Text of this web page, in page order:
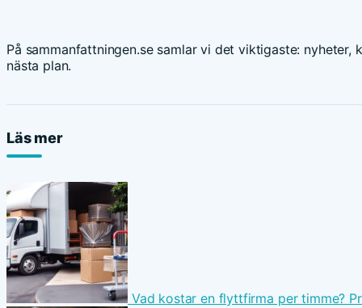
På sammanfattningen.se samlar vi det viktigaste: nyheter,
nästa plan.
Läs mer
Vad kostar en flyttfirma per timme?